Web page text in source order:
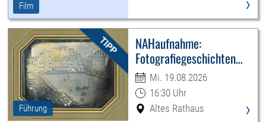
Film
Führung
NAHaufnahme:
Fotografiegeschichten
Leipzigs
Mi. 19.08.2026
16:30 Uhr
Altes Rathaus
›